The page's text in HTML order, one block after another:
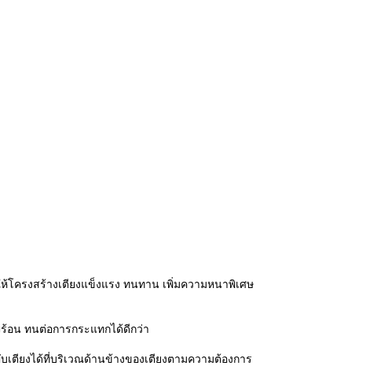
ครงสร้างเตียงแข็งแรง ทนทาน เพิ่มความหนาพิเศษ
อน ทนต่อการกระแทกได้ดีกว่า
ตียงได้ที่บริเวณด้านข้างของเตียงตามความต้องการ